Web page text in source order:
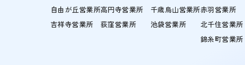
自由が丘営業所
吉祥寺営業所
高円寺営業所
荻窪営業所
千歳烏山営業所
池袋営業所
赤羽営業所
北千住営業所
錦糸町営業所